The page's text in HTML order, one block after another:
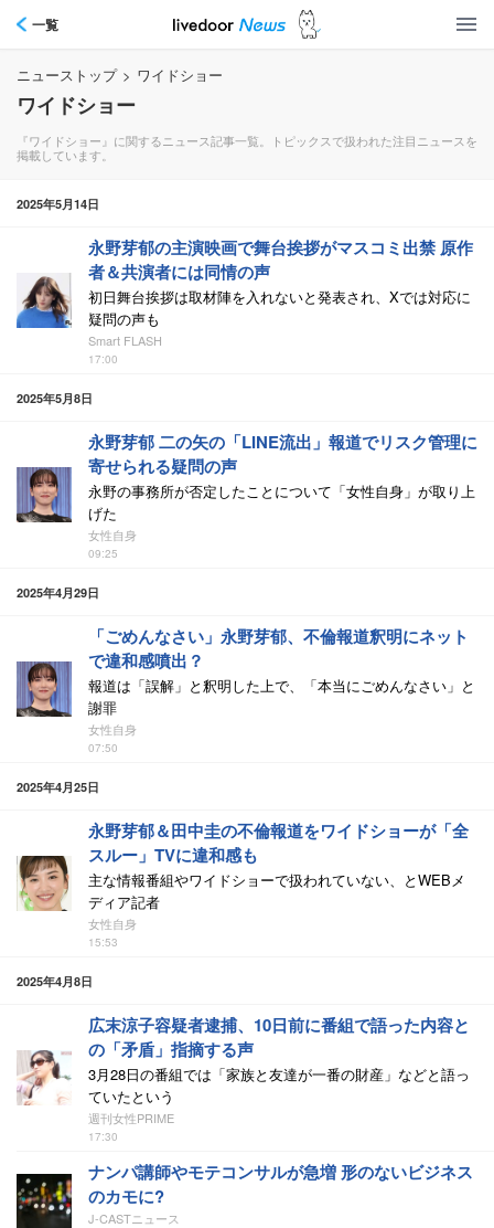
一覧
ニューストップ > ワイドショー
ワイドショー
『ワイドショー』に関するニュース記事一覧。トピックスで扱われた注目ニュースを
掲載しています。
2025年5月14日
永野芽郁の主演映画で舞台挨拶がマスコミ出禁 原作
者＆共演者には同情の声
初日舞台挨拶は取材陣を入れないと発表され、Xでは対応に
疑問の声も
Smart FLASH
17:00
2025年5月8日
永野芽郁 二の矢の「LINE流出」報道でリスク管理に
寄せられる疑問の声
永野の事務所が否定したことについて「女性自身」が取り上
げた
女性自身
09:25
2025年4月29日
「ごめんなさい」永野芽郁、不倫報道釈明にネット
で違和感噴出？
報道は「誤解」と釈明した上で、「本当にごめんなさい」と
謝罪
女性自身
07:50
2025年4月25日
永野芽郁＆田中圭の不倫報道をワイドショーが「全
スルー」TVに違和感も
主な情報番組やワイドショーで扱われていない、とWEBメ
ディア記者
女性自身
15:53
2025年4月8日
広末涼子容疑者逮捕、10日前に番組で語った内容と
の「矛盾」指摘する声
3月28日の番組では「家族と友達が一番の財産」などと語っ
ていたという
週刊女性PRIME
17:30
ナンパ講師やモテコンサルが急増 形のないビジネス
のカモに?
J-CASTニュース